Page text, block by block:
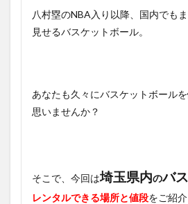
八村塁のNBA入り以降、国内でも
見せるバスケットボール。
あなたも久々にバスケットボール
思いませんか？
そこで、今回は埼玉県内のバ
レンタルできる場所と値段をご紹介